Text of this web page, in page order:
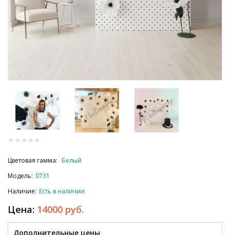
Цветовая гамма: Белый
Модель: 0731
Наличие: Есть в наличии
Цена: 14000 руб.
Дополнительные цены